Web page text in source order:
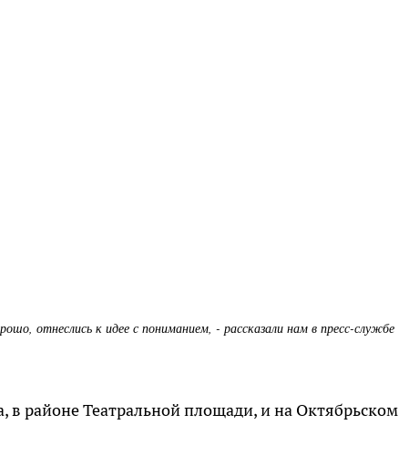
отнеслись к идее с пониманием, - рассказали нам в пресс-службе
районе Театральной площади, и на Октябрьском